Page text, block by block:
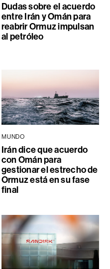
Dudas sobre el acuerdo
entre Irán y Omán para
reabrir Ormuz impulsan
al petróleo
MUNDO
Irán dice que acuerdo
con Omán para
gestionar el estrecho de
Ormuz está en su fase
final